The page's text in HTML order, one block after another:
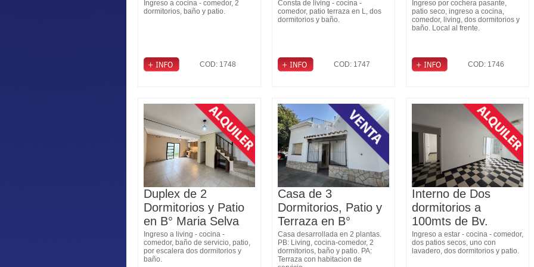
Ingreso a cocina - comedor, 2
dormitorios, baño y patio.
COD: 1748
Consta de living - cocina -
comedor, patio terraza en L, dos
dormitorios y baño.
COD: 1747
Ingreso por cochera pasante,
patio seco, ingreso a cocina,
comedor, living, dos dormitorios y
baño. Local al frente.
COD: 1746
Duplex de 2
Dormitorios y Patio
en B° Maria Selva
Ingreso a living - cocina -
comedor, baño de servicio, patio,
por escalera dos dormitorios y
baño.
Casa de 3
Dormitorios, Patio y
Terraza en B°
Fomento 9 de Julio
Casa desarrollada en 2 plantas.
PB: Living, cocina-comedor, 2
dormitorios, baño y patio. PA:
Terraza con habitacion de
Interno de Dos
dormitorios a
100mts de Bv.
Pellegrini
Ingreso a estar - cocina - comedor,
dos patios secos, uno con
lavadero, dos dormitorios y patio.